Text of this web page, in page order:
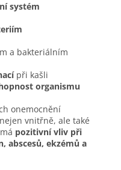
systém
a bakteriálním
při kašli
organismu
onemocnění
vnitřně, ale také
pozitivní vliv při
abscesů, ekzémů a